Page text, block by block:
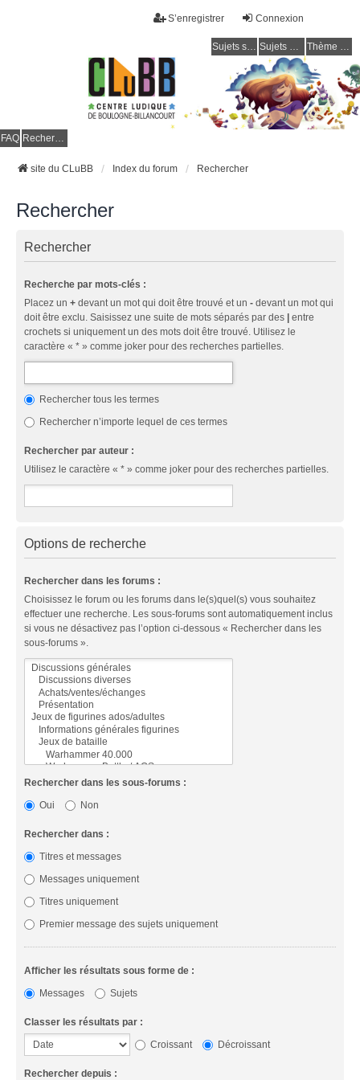
Connexion
S’enregistrer
Sujets sans réponse Sujets actifs Thème clair / foncé
FAQ Rechercher
site du CLuBB Index du forum Rechercher
Rechercher
Rechercher
Recherche par mots-clés :
Placez un + devant un mot qui doit être trouvé et un - devant un mot qui
doit être exclu. Saisissez une suite de mots séparés par des | entre
crochets si uniquement un des mots doit être trouvé. Utilisez le
caractère « * » comme joker pour des recherches partielles.
Rechercher tous les termes
Rechercher n’importe lequel de ces termes
Rechercher par auteur :
Utilisez le caractère « * » comme joker pour des recherches partielles.
Options de recherche
Rechercher dans les forums :
Choisissez le forum ou les forums dans le(s)quel(s) vous souhaitez
effectuer une recherche. Les sous-forums sont automatiquement inclus
si vous ne désactivez pas l’option ci-dessous « Rechercher dans les
sous-forums ».
Rechercher dans les sous-forums :
Oui
Non
Rechercher dans :
Titres et messages
Messages uniquement
Titres uniquement
Premier message des sujets uniquement
Afficher les résultats sous forme de :
Messages
Sujets
Classer les résultats par :
Croissant
Décroissant
Rechercher depuis :